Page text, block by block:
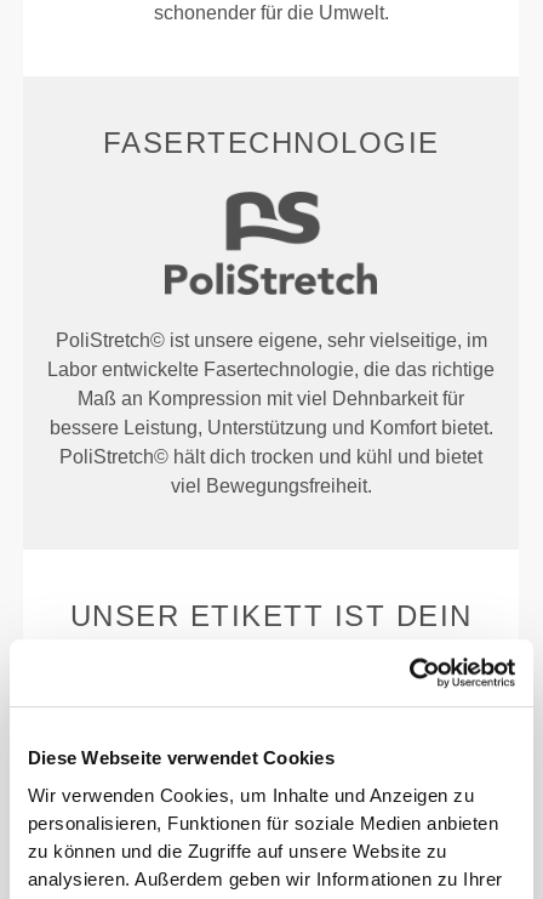
Diese Webseite verwendet Cookies
Wir verwenden Cookies, um Inhalte und Anzeigen zu
personalisieren, Funktionen für soziale Medien anbieten
zu können und die Zugriffe auf unsere Website zu
analysieren. Außerdem geben wir Informationen zu Ihrer
schonender für die Umwelt.
FASERTECHNOLOGIE
PoliStretch© ist unsere eigene, sehr vielseitige, im
Labor entwickelte Fasertechnologie, die das richtige
Maß an Kompression mit viel Dehnbarkeit für
bessere Leistung, Unterstützung und Komfort bietet.
PoliStretch© hält dich trocken und kühl und bietet
viel Bewegungsfreiheit.
UNSER ETIKETT IST DEIN
Ohne eingenähtes Etikett
Unsere Kleidung steht für Komfort. Unsere